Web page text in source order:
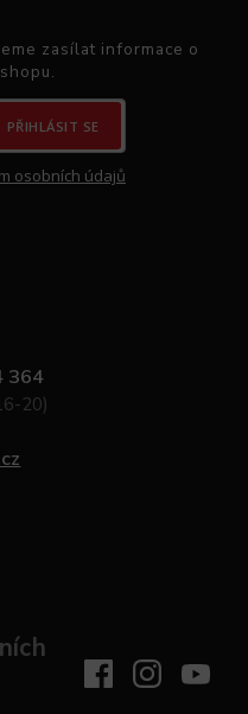
zasílat informace o
PŘIHLÁSIT SE
osobních údajů
364
20)